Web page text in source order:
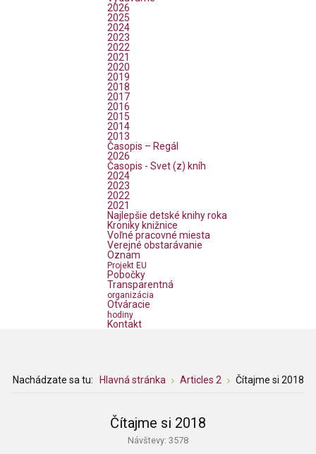
2026
2025
2024
2023
2022
2021
2020
2019
2018
2017
2016
2015
2014
2013
Časopis – Regál
2026
Časopis - Svet (z) kníh
2024
2023
2022
2021
Najlepšie detské knihy roka
Kroniky knižnice
Voľné pracovné miesta
Verejné obstarávanie
Oznam
Projekt EU
Pobočky
Transparentná
organizácia
Otváracie
hodiny
Kontakt
Nachádzate sa tu: Hlavná stránka Articles 2 Čítajme si 2018
Čítajme si 2018
Návštevy: 3578